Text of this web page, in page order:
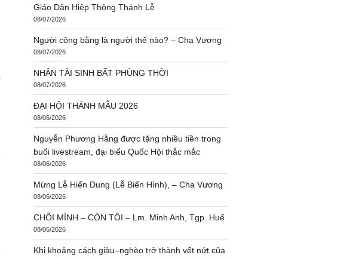
Giáo Dân Hiệp Thông Thánh Lễ
08/07/2026
Người công bằng là người thế nào? – Cha Vương
08/07/2026
NHÂN TÀI SINH BẤT PHÙNG THỜI
08/07/2026
ĐẠI HỘI THÁNH MẪU 2026
08/06/2026
Nguyễn Phương Hằng được tặng nhiều tiền trong
buổi livestream, đại biểu Quốc Hội thắc mắc
08/06/2026
Mừng Lễ Hiển Dung (Lễ Biến Hình), – Cha Vương
08/06/2026
CHỐI MÌNH – CÒN TÔI – Lm. Minh Anh, Tgp. Huế
08/06/2026
Khi khoảng cách giàu–nghèo trở thành vết nứt của